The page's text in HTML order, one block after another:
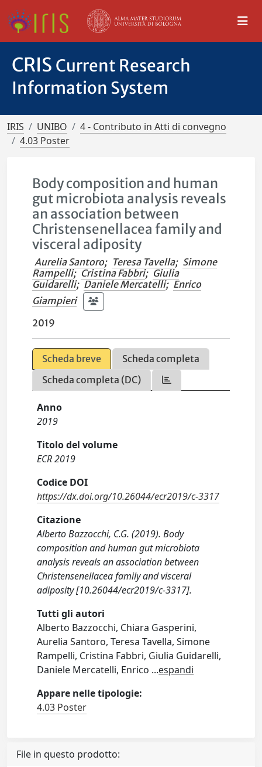
CRIS Current Research
Information System
IRIS UNIBO
4 - Contributo in Atti di convegno
4.03 Poster
Body composition and human
gut microbiota analysis reveals
an association between
Christensenellacea family and
visceral adiposity
Aurelia Santoro; Teresa Tavella; Simone
Rampelli; Cristina Fabbri; Giulia
Guidarelli; Daniele Mercatelli; Enrico
Giampieri
2019
Scheda breve
Scheda completa
Scheda completa (DC)
Anno
2019
Titolo del volume
ECR 2019
Codice DOI
https://dx.doi.org/10.26044/ecr2019/c-3317
Citazione
Alberto Bazzocchi, C.G. (2019). Body
composition and human gut microbiota
analysis reveals an association between
Christensenellacea family and visceral
adiposity [10.26044/ecr2019/c-3317].
Tutti gli autori
Alberto Bazzocchi, Chiara Gasperini,
Aurelia Santoro, Teresa Tavella, Simone
Rampelli, Cristina Fabbri, Giulia Guidarelli,
Daniele Mercatelli, Enrico ...espandi
Appare nelle tipologie:
4.03 Poster
File in questo prodotto: